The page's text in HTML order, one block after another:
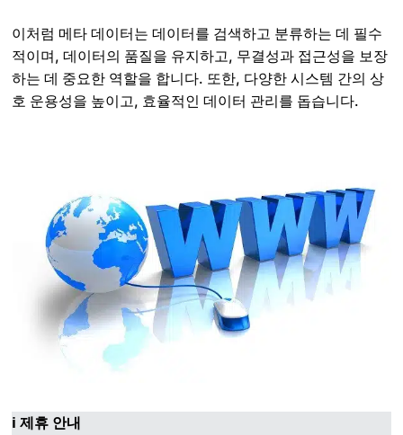
이처럼 메타 데이터는 데이터를 검색하고 분류하는 데 필수
적이며, 데이터의 품질을 유지하고, 무결성과 접근성을 보장
하는 데 중요한 역할을 합니다. 또한, 다양한 시스템 간의 상
호 운용성을 높이고, 효율적인 데이터 관리를 돕습니다.
ℹ️ 제휴 안내